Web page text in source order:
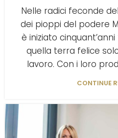
Nelle radici feconde
dei pioppi del podere
è iniziato
quella terra felice
lavoro. Con i loro
CONTINUE